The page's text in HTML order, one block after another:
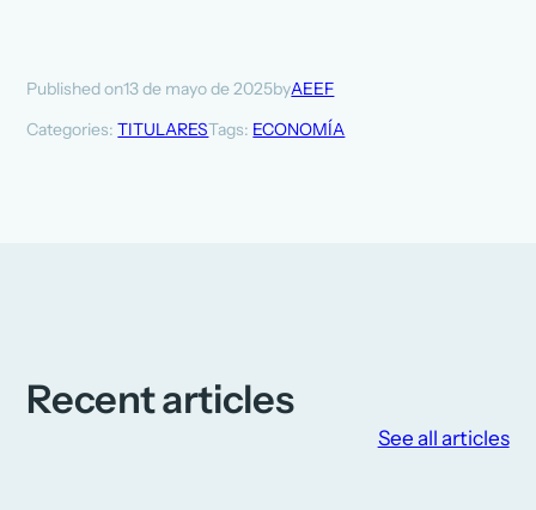
Published on13 de mayo de 2025byAEEF
Categories:TITULARESTags: ECONOMÍA
Recent articles
See all articles